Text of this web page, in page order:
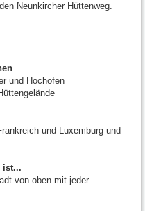
Neunkircher Hüttenweg.
und Hochofen
und Luxemburg und
ist...
von oben mit jeder